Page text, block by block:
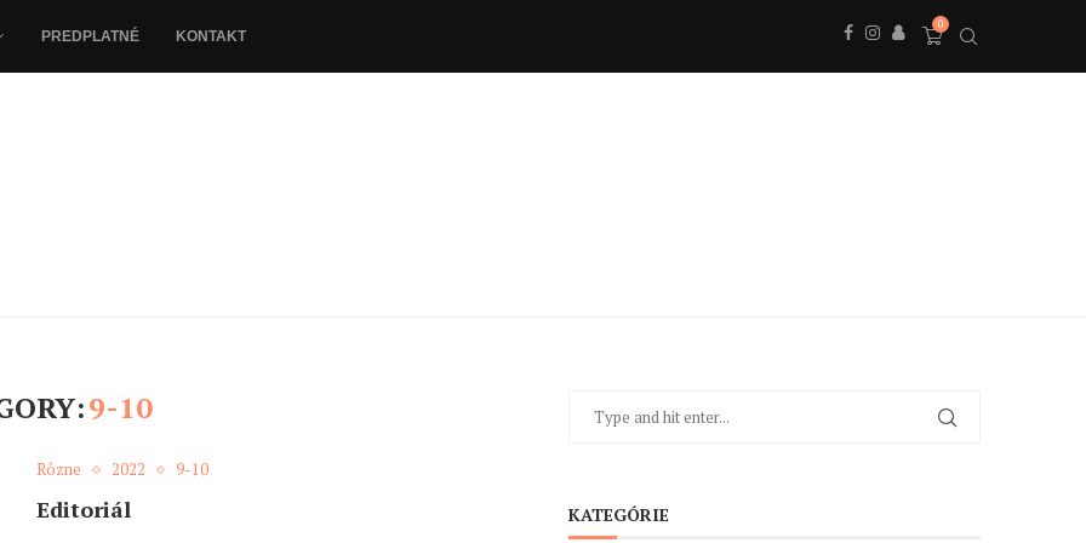
PREDPLATNÉ KONTAKT
0
9-10
Rôzne 2022 9-10
Editoriál KATEGÓRIE